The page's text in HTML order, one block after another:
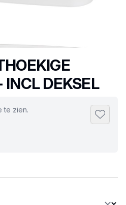
DEKSEL
te zien.